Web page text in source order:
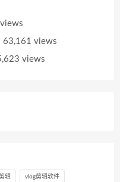
63,161 views
views
辑 vlog剪辑软件